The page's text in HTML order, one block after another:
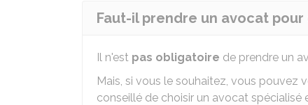
Faut-il prendre un avocat
Il n'est pas obligatoire de prendre un
Mais, si vous le souhaitez, vous pouvez
conseillé de choisir un avocat spécialisé